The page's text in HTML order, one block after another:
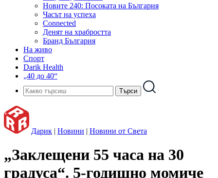
Новите 240: Посоката на България
Часът на успеха
Connected
Денят на храбростта
Бранд България
На живо
Спорт
Darik Health
„40 до 40“
Дарик | Новини | Новини от Света
„Заклещени 55 часа на 30
градуса“. 5-годишно момиче